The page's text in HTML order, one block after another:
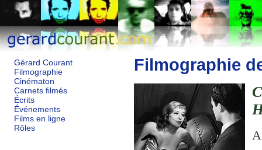
Gérard Courant
Filmographie
Cinématon
Carnets filmés
Écrits
Événements
Films en ligne
Rôles
Filmographie